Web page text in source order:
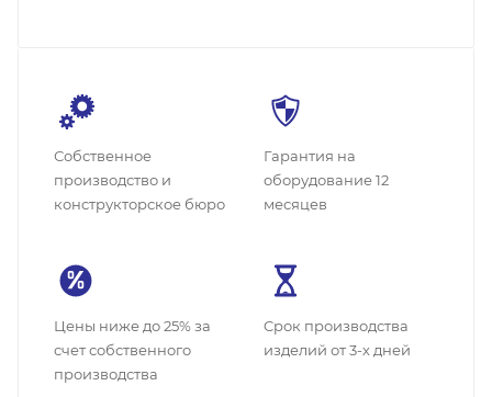
Собственное
производство и
конструкторское бюро
Гарантия на
оборудование 12
месяцев
Цены ниже до 25% за
счет собственного
производства
Cрок производства
изделий от 3-х дней